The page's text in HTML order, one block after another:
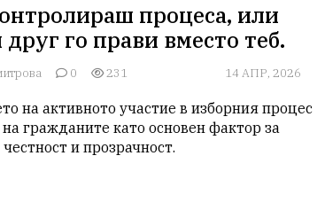
процеса, или
го прави вместо теб.
0 231 14 АПР, 2026
на активното участие в изборния процес
гражданите като основен фактор за
и прозрачност.